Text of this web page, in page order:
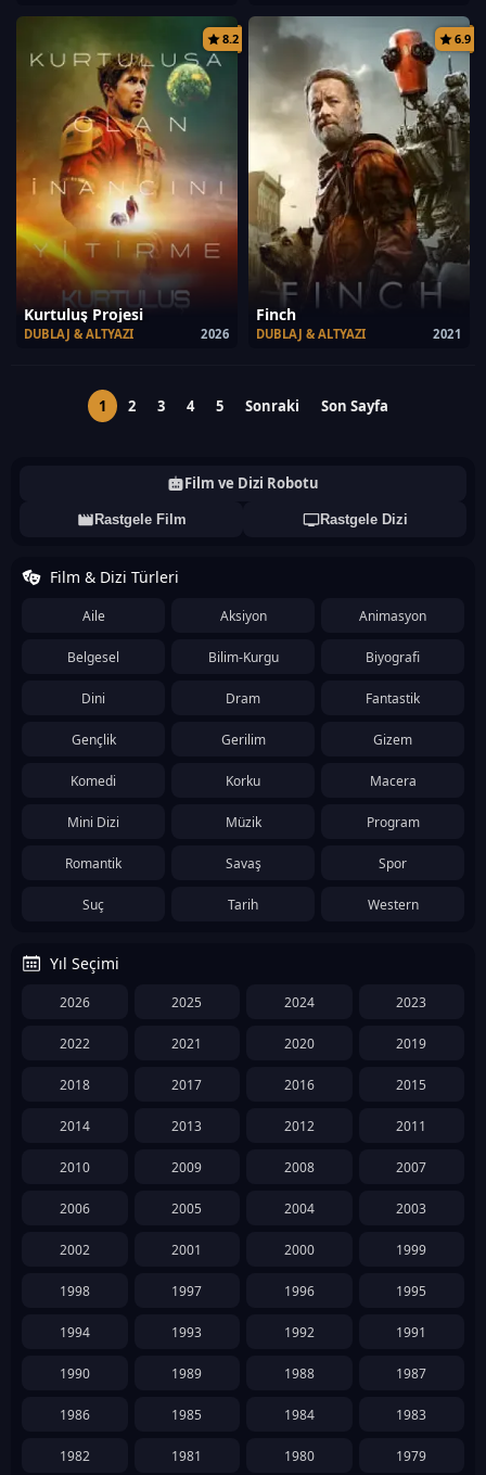
8.2
Kurtuluş Projesi
2026
DUBLAJ & ALTYAZI
6.9
Finch
2021
DUBLAJ & ALTYAZI
1 2 3 4 5 Sonraki Son Sayfa
Film ve Dizi Robotu
Rastgele Film Rastgele Dizi
Film & Dizi Türleri
Aile Aksiyon Animasyon
Belgesel Bilim-Kurgu Biyografi
Dini Dram Fantastik
Gençlik Gerilim Gizem
Komedi Korku Macera
Mini Dizi Müzik Program
Romantik Savaş Spor
Suç Tarih Western
Yıl Seçimi
2026 2025 2024 2023
2022 2021 2020 2019
2018 2017 2016 2015
2014 2013 2012 2011
2010 2009 2008 2007
2006 2005 2004 2003
2002 2001 2000 1999
1998 1997 1996 1995
1994 1993 1992 1991
1990 1989 1988 1987
1986 1985 1984 1983
1982 1981 1980 1979